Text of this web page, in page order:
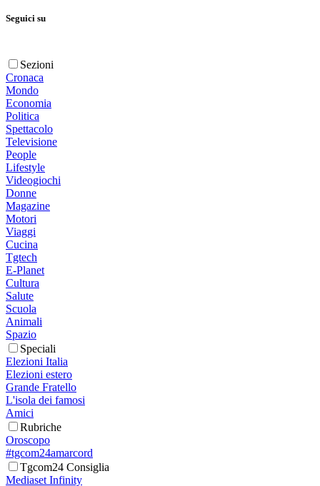
Seguici su
Sezioni
Cronaca
Mondo
Economia
Politica
Spettacolo
Televisione
People
Lifestyle
Videogiochi
Donne
Magazine
Motori
Viaggi
Cucina
Tgtech
E-Planet
Cultura
Salute
Scuola
Animali
Spazio
Speciali
Elezioni Italia
Elezioni estero
Grande Fratello
L'isola dei famosi
Amici
Rubriche
Oroscopo
#tgcom24amarcord
Tgcom24 Consiglia
Mediaset Infinity